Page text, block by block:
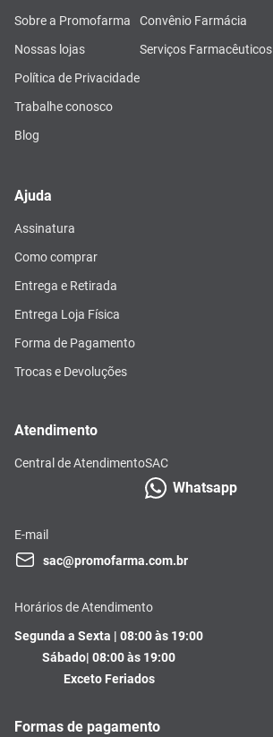
Sobre a Promofarma
Nossas lojas
Política de Privacidade
Trabalhe conosco
Blog
Convênio Farmácia
Serviços Farmacêuticos
Ajuda
Assinatura
Como comprar
Entrega e Retirada
Entrega Loja Física
Forma de Pagamento
Trocas e Devoluções
Atendimento
Central de AtendimentoSAC
Whatsapp
E-mail
sac@promofarma.com.br
Horários de Atendimento
Segunda a Sexta | 08:00 às 19:00
Sábado| 08:00 às 19:00
Exceto Feriados
Formas de pagamento